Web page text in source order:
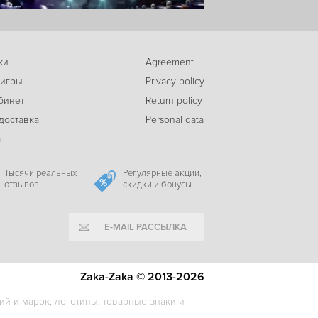
Agreement
Privacy policy
Return policy
Personal data
Тысячи реальных
отзывов
Регулярные акции,
скидки и бонусы
E-MAIL РАССЫЛКА
и марок, логотипы, товарные знаки и
Zaka-Zaka © 2013-2026